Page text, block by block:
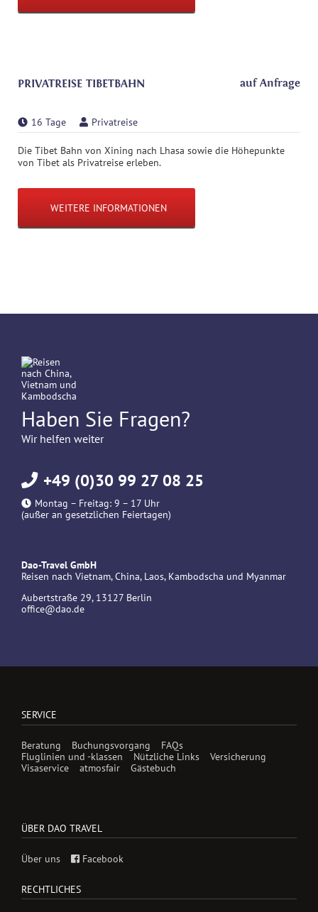
PRIVATREISE TIBETBAHN auf Anfrage
16 Tage Privatreise
Die Tibet Bahn von Xining nach Lhasa sowie die Höhepunkte
von Tibet als Privatreise erleben.
WEITERE INFORMATIONEN
Haben Sie Fragen?
Wir helfen weiter
+49 (0)30 99 27 08 25
Montag – Freitag: 9 – 17 Uhr
(außer an gesetzlichen Feiertagen)
Dao-Travel GmbH
Reisen nach Vietnam, China, Laos, Kambodscha und Myanmar
Aubertstraße 29, 13127 Berlin
office@dao.de
SERVICE
Beratung Buchungsvorgang
FAQs
Fluglinien und -klassen
Nützliche Links
Versicherung
Visaservice
atmosfair Gästebuch
ÜBER DAO TRAVEL
Über uns Facebook
RECHTLICHES